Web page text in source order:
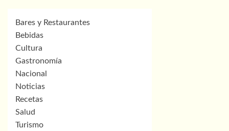
Bares y Restaurantes
Bebidas
Cultura
Gastronomía
Nacional
Noticias
Recetas
Salud
Turismo